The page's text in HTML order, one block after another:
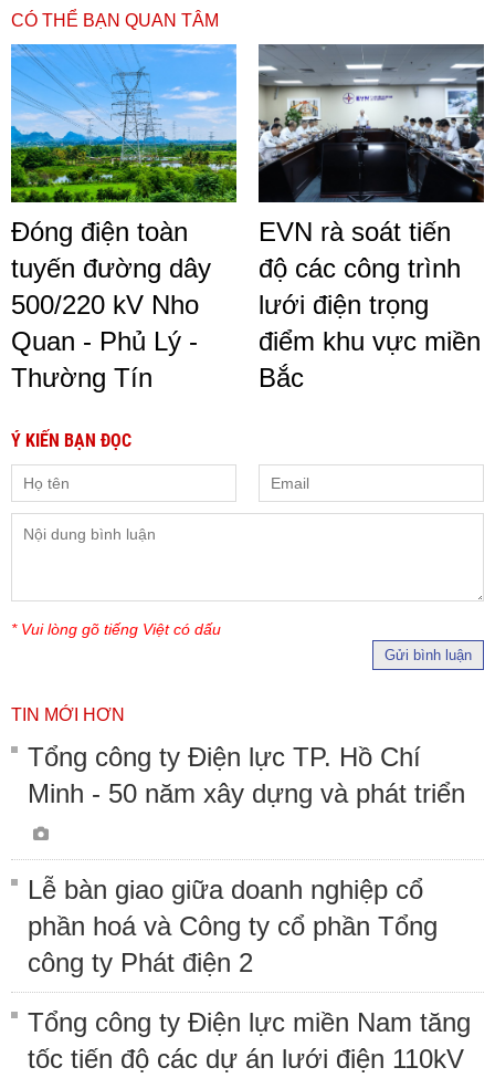
CÓ THỂ BẠN QUAN TÂM
Đóng điện toàn
tuyến đường dây
500/220 kV Nho
Quan - Phủ Lý -
Thường Tín
EVN rà soát tiến
độ các công trình
lưới điện trọng
điểm khu vực miền
Bắc
Ý KIẾN BẠN ĐỌC
* Vui lòng gõ tiếng Việt có dấu
Gửi bình luận
TIN MỚI HƠN
Tổng công ty Điện lực TP. Hồ Chí
Minh - 50 năm xây dựng và phát triển
Lễ bàn giao giữa doanh nghiệp cổ
phần hoá và Công ty cổ phần Tổng
công ty Phát điện 2
Tổng công ty Điện lực miền Nam tăng
tốc tiến độ các dự án lưới điện 110kV